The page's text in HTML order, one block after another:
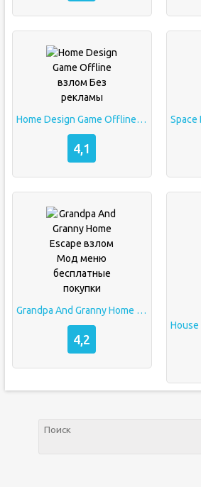
Home Design Game Offline взлом Без рекламы
4,1
Grandpa And Granny Home Escape взлом Мод меню бесплатные покупки
4,2